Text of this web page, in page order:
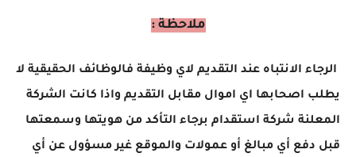
ملاحظة :
الرجاء الانتباه عند التقديم لاي وظيفة فالوظائف الحقيقية لا
يطلب اصحابها اي اموال مقابل التقديم واذا كانت الشركة
المعلنة شركة استقدام برجاء التأكد من هويتها وسمعتها
قبل دفع أي مبالغ أو عمولات والموقع غير مسؤول عن أي